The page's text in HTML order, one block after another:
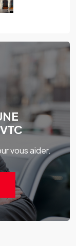
vous aider.